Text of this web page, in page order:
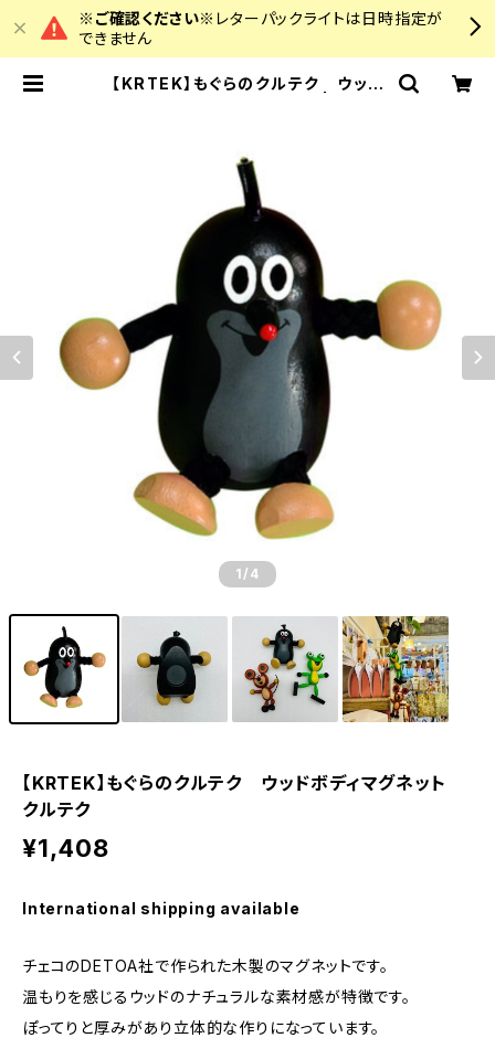
※ご確認ください※ レターパックライトは日時指定が
できません
【KRTEK】もぐらのクルテク ウッド
1 /4
【KRTEK】もぐらのクルテク ウッドボディマグネット
クルテク
¥1,408
International shipping available
チェコのDETOA社で作られた木製のマグネットです。
温もりを感じるウッドのナチュラルな素材感が特徴です。
ぽってりと厚みがあり立体的な作りになっています。